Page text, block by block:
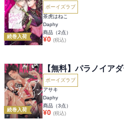
続巻入荷
ボーイズラブ
茶虎はねこ
Daphy
商品（2点）
¥0 (税込)
続巻入荷
【無料】パラノイア
ボーイズラブ
アサキ
Daphy
商品（3点）
¥0 (税込)